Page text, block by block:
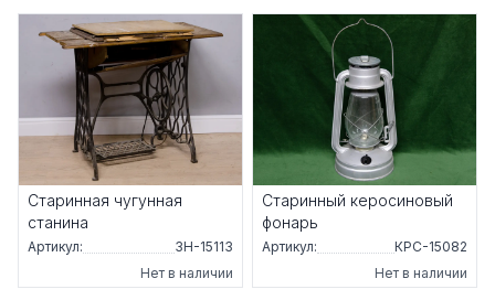
Старинная чугунная
станина
Артикул:
ЗН-15113
Нет в наличии
Старинный керосиновый
фонарь
Артикул:
КРС-15082
Нет в наличии